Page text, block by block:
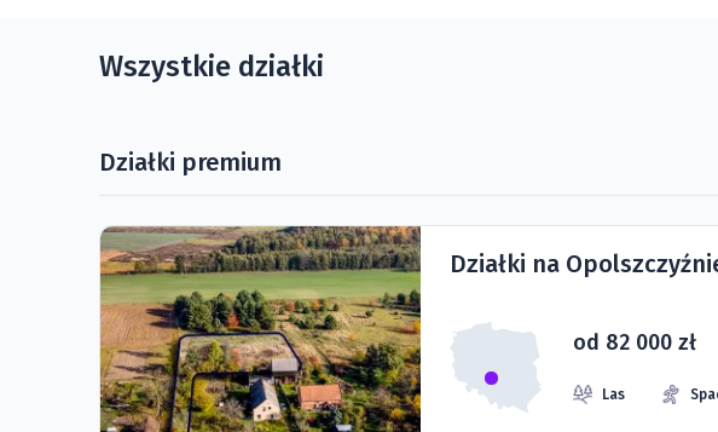
Wszystkie działki
Działki premium
Działki na
od 82 000 zł
Las